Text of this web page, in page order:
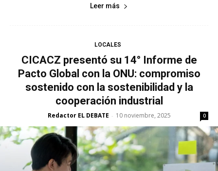
Leer más
LOCALES
CICACZ presentó su 14° Informe de
Pacto Global con la ONU: compromiso
sostenido con la sostenibilidad y la
cooperación industrial
Redactor EL DEBATE - 10 noviembre, 2025 0